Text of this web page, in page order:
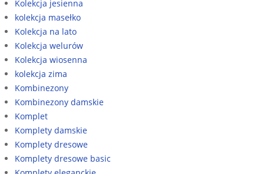
Kolekcja jesienna
kolekcja masełko
Kolekcja na lato
Kolekcja welurów
Kolekcja wiosenna
kolekcja zima
Kombinezony
Kombinezony damskie
Komplet
Komplety damskie
Komplety dresowe
Komplety dresowe basic